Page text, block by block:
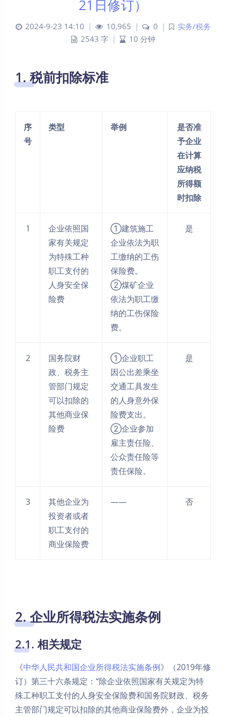
21日修订）
2024-9-23 14:10 | 10,965 | 0 |
实务/税务
2543 字 | 10 分钟
1. 税前扣除标准
序
号
类型 举例
是否准
予企业
在计算
应纳税
所得额
时扣除
1
企业依照国
家有关规定
为特殊工种
职工支付的
人身安全保
险费
①建筑施工
企业依法为职
工缴纳的工伤
保险费。
②煤矿企业
依法为职工缴
纳的工伤保险
费。
是
2
国务院财
政、税务主
管部门规定
可以扣除的
其他商业保
险费
①企业职工
因公出差乘坐
交通工具发生
的人身意外保
险费支出。
②企业参加
雇主责任险、
公众责任险等
责任保险。
是
3
其他企业为
投资者或者
职工支付的
商业保险费
—— 否
2. 企业所得税法实施条例
2.1. 相关规定
《中华人民共和国企业所得税法实施条例》（2019年修
订）第三十六条规定：“除企业依照国家有关规定为特
殊工种职工支付的人身安全保险费和国务院财政、税务
主管部门规定可以扣除的其他商业保险费外，企业为投